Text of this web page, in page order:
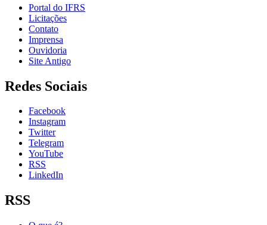
Portal do IFRS
Licitações
Contato
Imprensa
Ouvidoria
Site Antigo
Redes Sociais
Facebook
Instagram
Twitter
Telegram
YouTube
RSS
LinkedIn
RSS